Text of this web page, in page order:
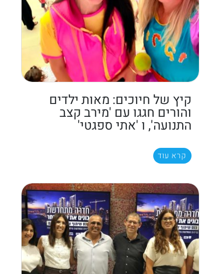
קיץ של חיוכים: מאות ילדים
והורים חגגו עם 'מירב קצב
התנועה', ו 'אתי ספגטי'
קרא עוד